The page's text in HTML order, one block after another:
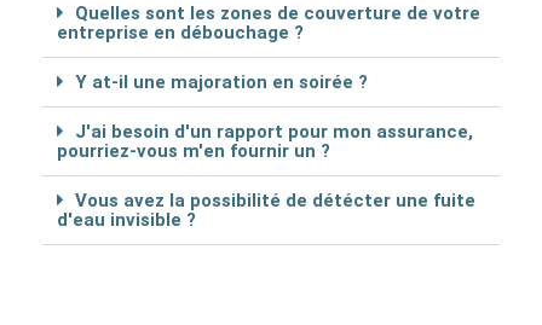
Quelles sont les zones de couverture de votre
entreprise en débouchage ?
Y at-il une majoration en soirée ?
J'ai besoin d'un rapport pour mon assurance,
pourriez-vous m'en fournir un ?
Vous avez la possibilité de détécter une fuite
d'eau invisible ?